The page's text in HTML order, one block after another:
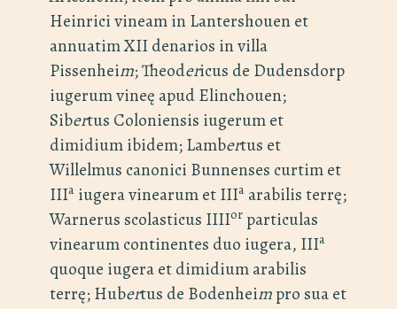
Heinrici vineam in Lantershouen et
annuatim XII denarios in villa
Pissenheim; Theodericus de Dudensdorp
iugerum vineę apud Elinchouen;
Sibertus Coloniensis iugerum et
dimidium ibidem; Lambertus et
Willelmus canonici Bunnenses curtim et
IIIa iugera vinearum et IIIa arabilis terrę;
Warnerus scolasticus IIIIor particulas
vinearum continentes duo iugera, IIIa
quoque iugera et dimidium arabilis
terrę; Hubertus de Bodenheimpro sua et